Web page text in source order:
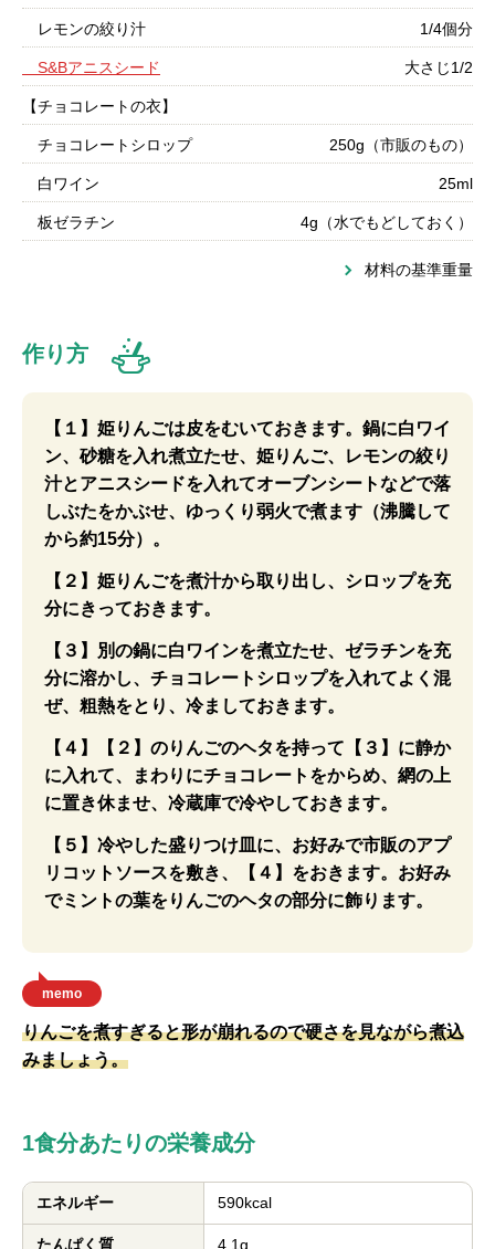
レモンの絞り汁 1/4個分
S&Bアニスシード 大さじ1/2
【チョコレートの衣】
チョコレートシロップ 250g（市販のもの）
白ワイン 25ml
板ゼラチン 4g（水でもどしておく）
材料の基準重量
作り方
【１】姫りんごは皮をむいておきます。鍋に白ワイ
ン、砂糖を入れ煮立たせ、姫りんご、レモンの絞り
汁とアニスシードを入れてオーブンシートなどで落
しぶたをかぶせ、ゆっくり弱火で煮ます（沸騰して
から約15分）。
【２】姫りんごを煮汁から取り出し、シロップを充
分にきっておきます。
【３】別の鍋に白ワインを煮立たせ、ゼラチンを充
分に溶かし、チョコレートシロップを入れてよく混
ぜ、粗熱をとり、冷ましておきます。
【４】【２】のりんごのヘタを持って【３】に静か
に入れて、まわりにチョコレートをからめ、網の上
に置き休ませ、冷蔵庫で冷やしておきます。
【５】冷やした盛りつけ皿に、お好みで市販のアプ
リコットソースを敷き、【４】をおきます。お好み
でミントの葉をりんごのヘタの部分に飾ります。
memo
りんごを煮すぎると形が崩れるので硬さを見ながら煮込
みましょう。
1食分あたりの栄養成分
エネルギー 590kcal
たんぱく質 4.1g